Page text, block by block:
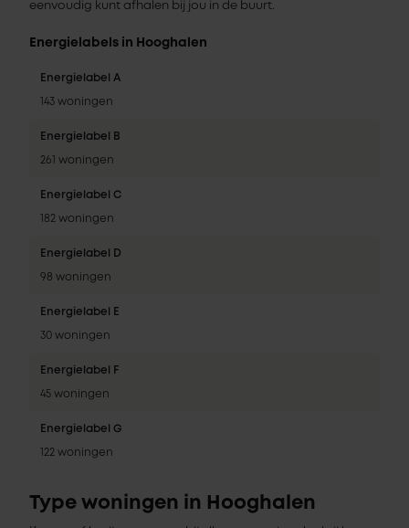
eenvoudig kunt afhalen bij jou in de buurt.
Energielabels in Hooghalen
Energielabel A
143 woningen
Energielabel B
261 woningen
Energielabel C
182 woningen
Energielabel D
98 woningen
Energielabel E
30 woningen
Energielabel F
45 woningen
Energielabel G
122 woningen
Type woningen in Hooghalen